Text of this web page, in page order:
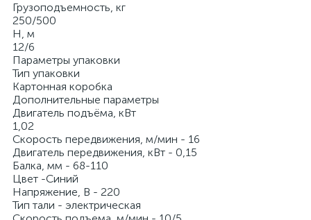
Грузоподъемность, кг
250/500
Н, м
12/6
Параметры упаковки
Тип упаковки
Картонная коробка
Дополнительные параметры
Двигатель подъёма, кВт
1,02
Скорость передвижения, м/мин - 16
Двигатель передвижения, кВт - 0,15
Балка, мм - 68-110
Цвет -Синий
Напряжение, В - 220
Тип тали - электрическая